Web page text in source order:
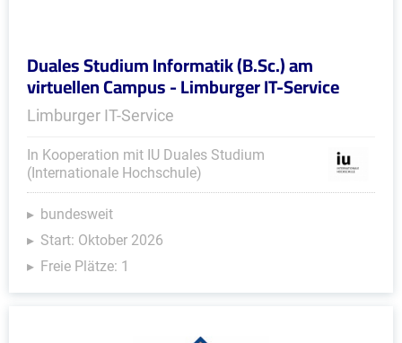
Duales Studium Informatik (B.Sc.) am
virtuellen Campus - Limburger IT-Service
Limburger IT-Service
In Kooperation mit IU Duales Studium
(Internationale Hochschule)
bundesweit
Start: Oktober 2026
Freie Plätze: 1